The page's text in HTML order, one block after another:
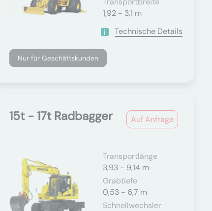
1,92 - 3,1 m
Technische Details
Nur für Geschäftskunden
Auf Anfrage
15t - 17t Radbagger
Transportlänge
3,93 - 9,14 m
Grabtiefe
0,53 - 6,7 m
Schnellwechsler